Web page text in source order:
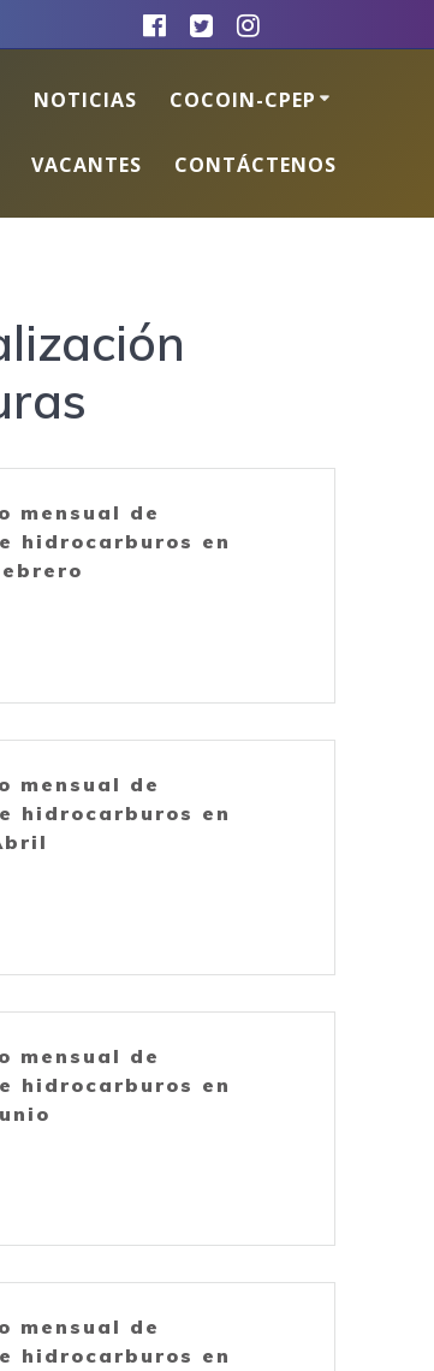
NOTICIAS COCOIN-CPEP
VACANTES CONTÁCTENOS
mensual de
hidrocarburos en
mensual de
hidrocarburos en
mensual de
hidrocarburos en
mensual de
hidrocarburos en